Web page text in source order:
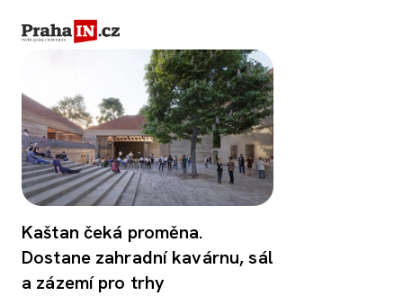
Kaštan čeká proměna.
Dostane zahradní kavárnu, sál
a zázemí pro trhy